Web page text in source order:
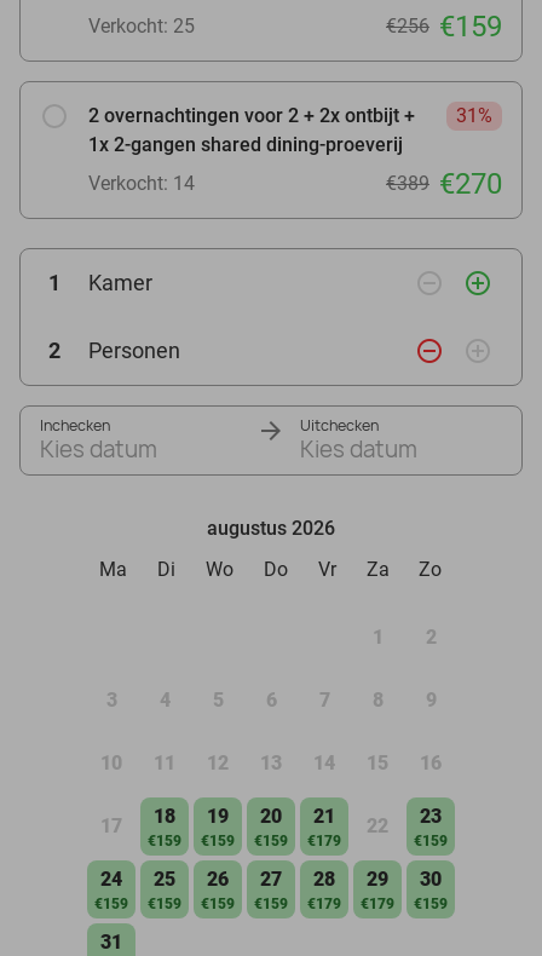
Verkocht: 25 €256 €159
2 overnachtingen voor 2 + 2x ontbijt +
1x 2-gangen shared dining-proeverij
31%
Verkocht: 14 €389 €270
1 Kamer remove_circle_outline add_circle_outline
2 Personen remove_circle_outline add_circle_outline
Inchecken
Kies datum
Uitchecken
Kies datum
augustus 2026
Ma
Di Wo Do Vr Za Zo
1 2
3 4 5 6 7 8 9
10 11 12 13 14 15 16
17 18
€159
19
€159
20
€159
21
€179
22 23
€159
24
€159
25
€159
26
€159
27
€159
28
€179
29
€179
30
€159
31